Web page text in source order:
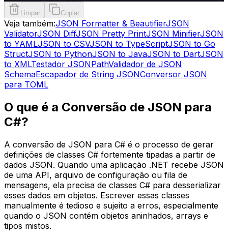
Limpar Copiar
Veja também:JSON Formatter & BeautifierJSON
ValidatorJSON DiffJSON Pretty PrintJSON MinifierJSON
to YAMLJSON to CSVJSON to TypeScriptJSON to Go
StructJSON to PythonJSON to JavaJSON to DartJSON
to XMLTestador JSONPathValidador de JSON
SchemaEscapador de String JSONConversor JSON
para TOML
O que é a Conversão de JSON para
C#?
A conversão de JSON para C# é o processo de gerar
definições de classes C# fortemente tipadas a partir de
dados JSON. Quando uma aplicação .NET recebe JSON
de uma API, arquivo de configuração ou fila de
mensagens, ela precisa de classes C# para desserializar
esses dados em objetos. Escrever essas classes
manualmente é tedioso e sujeito a erros, especialmente
quando o JSON contém objetos aninhados, arrays e
tipos mistos.